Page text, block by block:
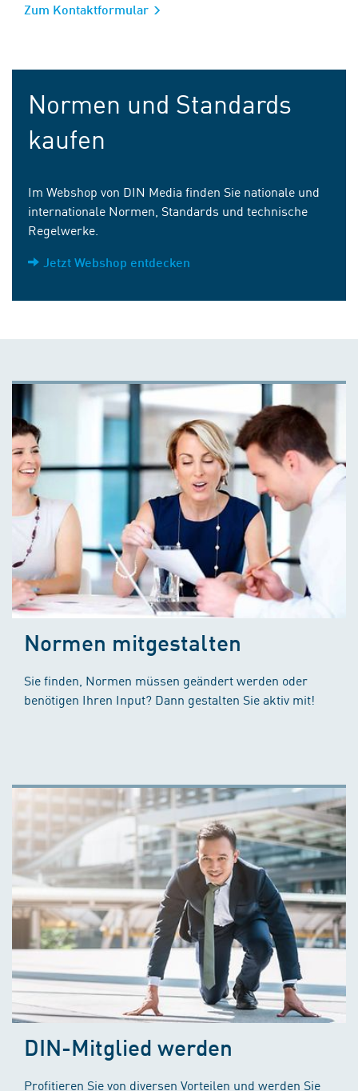
Zum Kontaktformular
Normen und Standards
kaufen
Im Webshop von DIN Media finden Sie nationale und
internationale Normen, Standards und technische
Regelwerke.
Jetzt Webshop entdecken
Normen mitgestalten
Sie finden, Normen müssen geändert werden oder
benötigen Ihren Input? Dann gestalten Sie aktiv mit!
DIN-Mitglied werden
Profitieren Sie von diversen Vorteilen und werden Sie